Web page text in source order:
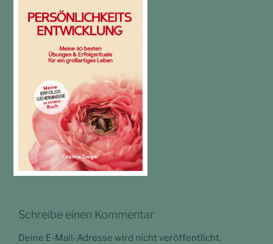
Schreibe einen Kommentar
Deine E-Mail-Adresse wird nicht veröffentlicht.